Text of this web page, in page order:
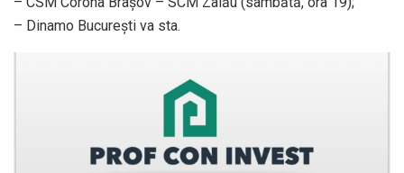
– Dinamo București va sta.